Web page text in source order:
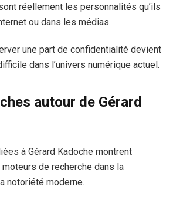
réellement les personnalités qu’ils
ou dans les médias.
une part de confidentialité devient
dans l’univers numérique actuel.
autour de Gérard
à Gérard Kadoche montrent
moteurs de recherche dans la
notoriété moderne.